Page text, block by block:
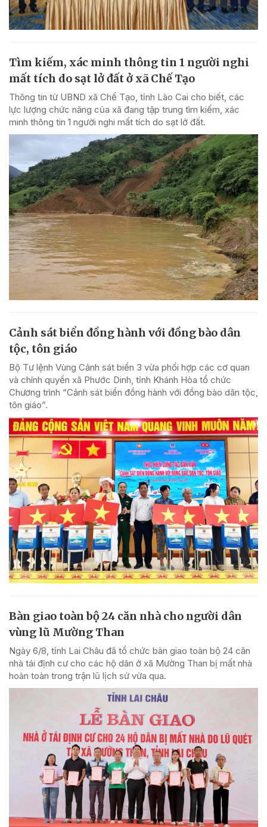
Tìm kiếm, xác minh thông tin 1 người nghi
mất tích do sạt lở đất ở xã Chế Tạo
Thông tin từ UBND xã Chế Tạo, tỉnh Lào Cai cho biết, các
lực lượng chức năng của xã đang tập trung tìm kiếm, xác
minh thông tin 1 người nghi mất tích do sạt lở đất.
Cảnh sát biển đồng hành với đồng bào dân
tộc, tôn giáo
Bộ Tư lệnh Vùng Cảnh sát biển 3 vừa phối hợp các cơ quan
và chính quyền xã Phước Dinh, tỉnh Khánh Hòa tổ chức
Chương trình “Cảnh sát biển đồng hành với đồng bào dân tộc,
tôn giáo”.
Bàn giao toàn bộ 24 căn nhà cho người dân
vùng lũ Mường Than
Ngày 6/8, tỉnh Lai Châu đã tổ chức bàn giao toàn bộ 24 căn
nhà tái định cư cho các hộ dân ở xã Mường Than bị mất nhà
hoàn toàn trong trận lũ lịch sử vừa qua.